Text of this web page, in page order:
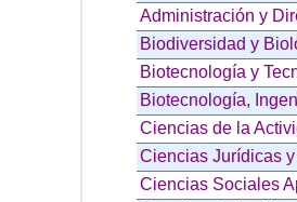
Administración y
Biodiversidad y
Biotecnología y
Biotecnología,
Ciencias de la
Ciencias Jurídicas
Ciencias Sociales